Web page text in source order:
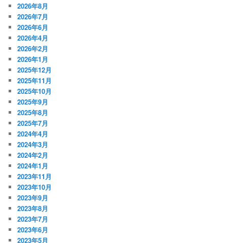
2026年8月
2026年7月
2026年6月
2026年4月
2026年2月
2026年1月
2025年12月
2025年11月
2025年10月
2025年9月
2025年8月
2025年7月
2024年4月
2024年3月
2024年2月
2024年1月
2023年11月
2023年10月
2023年9月
2023年8月
2023年7月
2023年6月
2023年5月